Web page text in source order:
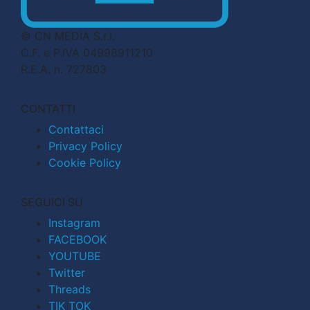
© CN MEDIA S.r.l.
C.F. e P.IVA 04998911210
R.E.A. n. 727803
CONTATTI
Contattaci
Privacy Policy
Cookie Policy
SEGUICI SU
Instagram
FACEBOOK
YOUTUBE
Twitter
Threads
TIK TOK